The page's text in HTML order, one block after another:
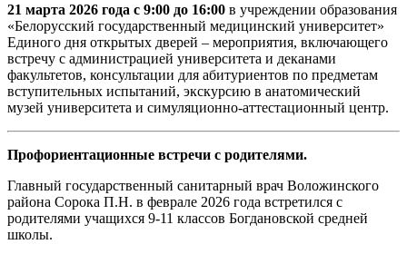
21 марта 2026 года с 9:00 до 16:00 в учреждении образования
«Белорусский государственный медицинский университет»
Единого дня открытых дверей – мероприятия, включающего
встречу с администрацией университета и деканами
факультетов, консультации для абитуриентов по предметам
вступительных испытаний, экскурсию в анатомический
музей университета и симуляционно-аттестационный центр.
Профориентационные встречи с родителями.
Главный государственный санитарный врач Воложинского
района Сорока П.Н. в феврале 2026 года встретился с
родителями учащихся 9-11 классов Богдановской средней
школы.